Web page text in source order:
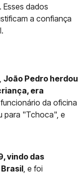
. Esses dados
a confiança
João Pedro herdou
era
da oficina
para "Tchoca", e
vindo das
, e foi